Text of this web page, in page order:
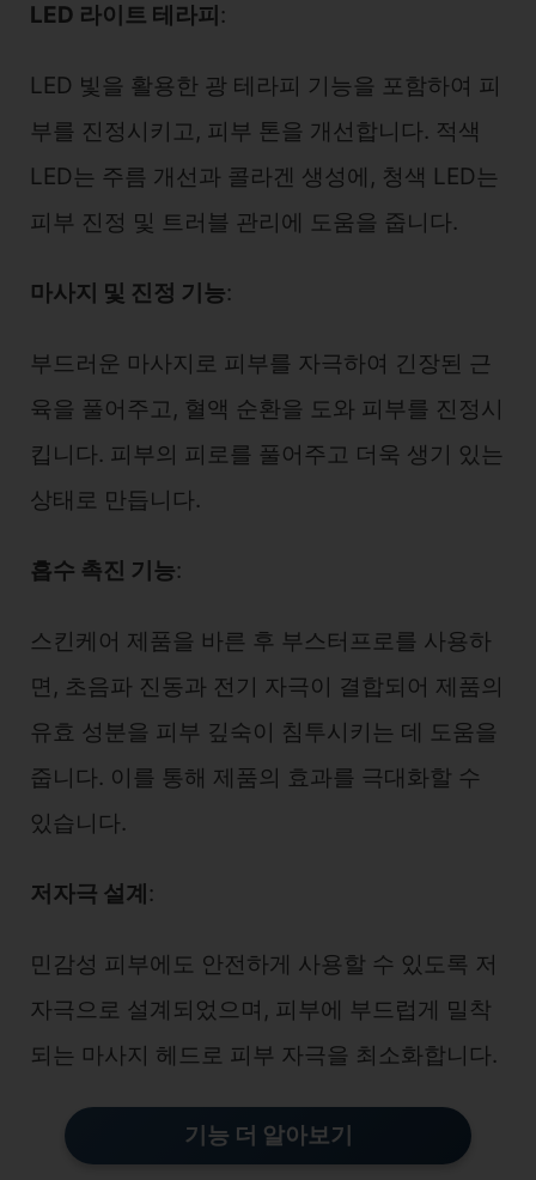
LED 라이트 테라피 :
LED 빛을 활용한 광 테라피 기능을 포함하여 피
부를 진정시키고, 피부 톤을 개선합니다. 적색
LED는 주름 개선과 콜라겐 생성에, 청색 LED는
피부 진정 및 트러블 관리에 도움을 줍니다.
마사지 및 진정 기능:
부드러운 마사지로 피부를 자극하여 긴장된 근
육을 풀어주고, 혈액 순환을 도와 피부를 진정시
킵니다. 피부의 피로를 풀어주고 더욱 생기 있는
상태로 만듭니다.
흡수 촉진 기능:
스킨케어 제품을 바른 후 부스터프로를 사용하
면, 초음파 진동과 전기 자극이 결합되어 제품의
유효 성분을 피부 깊숙이 침투시키는 데 도움을
줍니다. 이를 통해 제품의 효과를 극대화할 수
있습니다.
저자극 설계 :
민감성 피부에도 안전하게 사용할 수 있도록 저
자극으로 설계되었으며, 피부에 부드럽게 밀착
되는 마사지 헤드로 피부 자극을 최소화합니다.
기능 더 알아보기